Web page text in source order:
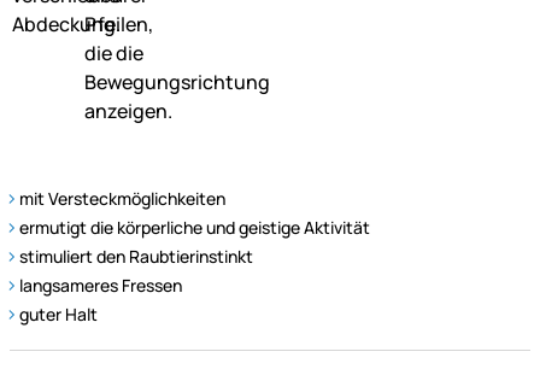
mit Versteckmöglichkeiten
ermutigt die körperliche und geistige Aktivität
stimuliert den Raubtierinstinkt
langsameres Fressen
guter Halt